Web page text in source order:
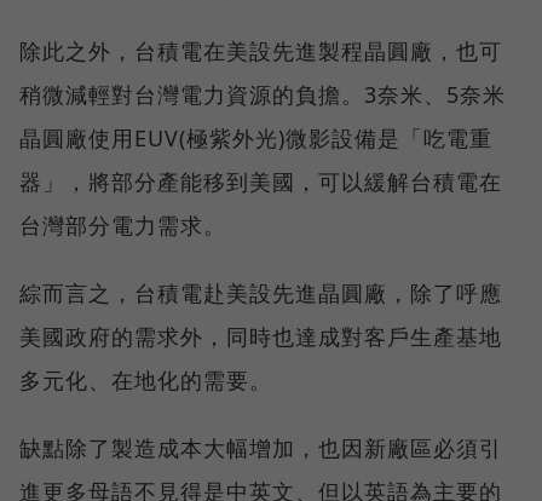
除此之外，台積電在美設先進製程晶圓廠，也可
稍微減輕對台灣電力資源的負擔。3奈米、5奈米
晶圓廠使用EUV(極紫外光)微影設備是「吃電重
器」，將部分產能移到美國，可以緩解台積電在
台灣部分電力需求。
綜而言之，台積電赴美設先進晶圓廠，除了呼應
美國政府的需求外，同時也達成對客戶生產基地
多元化、在地化的需要。
缺點除了製造成本大幅增加，也因新廠區必須引
進更多母語不見得是中英文、但以英語為主要的